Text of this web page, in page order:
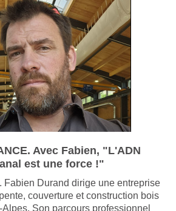
Avec Fabien, "L'ADN
Fabien Durand dirige une entreprise
couverture et construction bois